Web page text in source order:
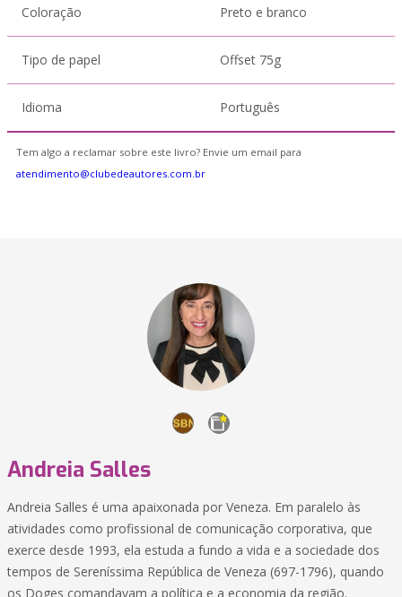
Coloração Preto e branco
Tipo de papel Offset 75g
Idioma Português
Tem algo a reclamar sobre este livro? Envie um email para
atendimento@clubedeautores.com.br
Andreia Salles
Andreia Salles é uma apaixonada por Veneza. Em paralelo às
atividades como profissional de comunicação corporativa, que
exerce desde 1993, ela estuda a fundo a vida e a sociedade dos
tempos de Sereníssima República de Veneza (697-1796), quando
os Doges comandavam a política e a economia da região.